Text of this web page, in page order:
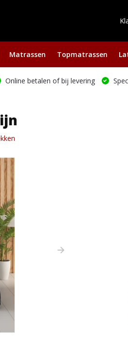
Matrassen Topmatrassen
Online betalen of bij levering